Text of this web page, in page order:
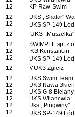
12
KP Raw-Swim
12
UKS ,,Skalar''
12
UKS SP-149
12
IUKS
12
SWIMPLE sp. z
12
IKS Konstancin
12
UKS SP-149
12
MUKS Zgierz
12
UKS Swim
12
UKS Nawa
12
UKS G-8
12
UKS Wilanowia
12
Uks ,,Pingwiny''
12
UKS SP-149